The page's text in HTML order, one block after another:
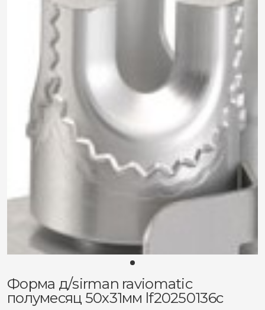
Форма д/sirman raviomatic
полумесяц 50х31мм lf20250136c